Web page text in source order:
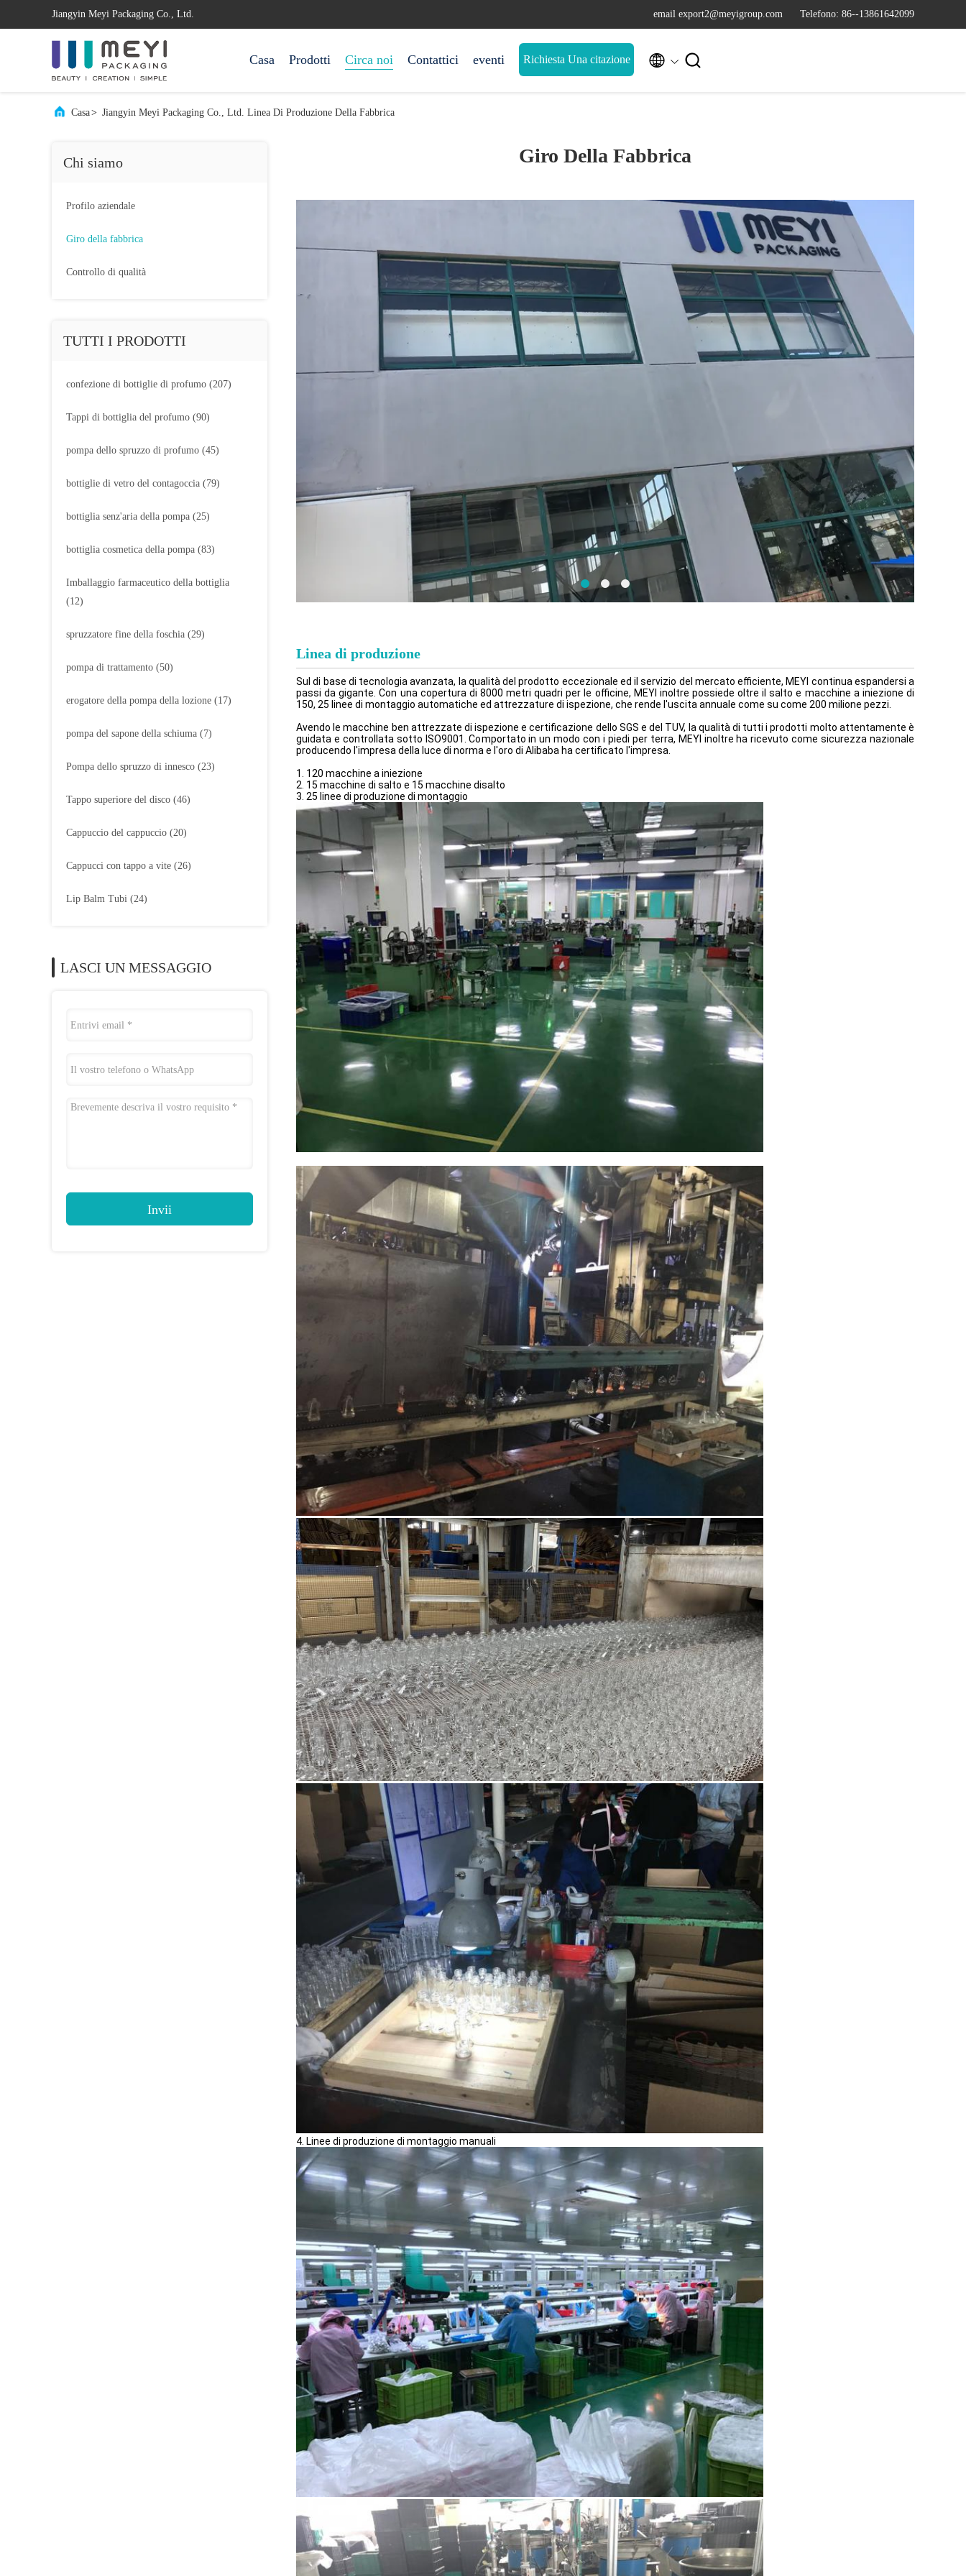
Jiangyin Meyi Packaging Co., Ltd. email export2@meyigroup.com Telefono: 86--13861642099
Casa Prodotti Circa noi Contattici eventi Richiesta Una citazione  
Casa> Jiangyin Meyi Packaging Co., Ltd. Linea Di Produzione Della Fabbrica
Chi siamo
Profilo aziendale
Giro della fabbrica
Controllo di qualità
TUTTI I PRODOTTI
confezione di bottiglie di profumo (207)
Tappi di bottiglia del profumo (90)
pompa dello spruzzo di profumo (45)
bottiglie di vetro del contagoccia (79)
bottiglia senz'aria della pompa (25)
bottiglia cosmetica della pompa (83)
Imballaggio farmaceutico della bottiglia
(12)
spruzzatore fine della foschia (29)
pompa di trattamento (50)
erogatore della pompa della lozione (17)
pompa del sapone della schiuma (7)
Pompa dello spruzzo di innesco (23)
Tappo superiore del disco (46)
Cappuccio del cappuccio (20)
Cappucci con tappo a vite (26)
Lip Balm Tubi (24)
LASCI UN MESSAGGIO
Invii
Giro Della Fabbrica
Linea di produzione
Sul di base di tecnologia avanzata, la qualità del prodotto eccezionale ed il servizio del mercato efficiente, MEYI continua espandersi a
passi da gigante. Con una copertura di 8000 metri quadri per le officine, MEYI inoltre possiede oltre il salto e macchine a iniezione di
150, 25 linee di montaggio automatiche ed attrezzature di ispezione, che rende l'uscita annuale come su come 200 milione pezzi.
Avendo le macchine ben attrezzate di ispezione e certificazione dello SGS e del TUV, la qualità di tutti i prodotti molto attentamente è
guidata e controllata sotto ISO9001. Comportato in un modo con i piedi per terra, MEYI inoltre ha ricevuto come sicurezza nazionale
producendo l'impresa della luce di norma e l'oro di Alibaba ha certificato l'impresa.
1. 120 macchine a iniezione
2. 15 macchine di salto e 15 macchine disalto
3. 25 linee di produzione di montaggio
4. Linee di produzione di montaggio manuali